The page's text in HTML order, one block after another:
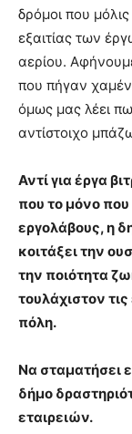
δρόμοι που
εξαιτίας των
αερίου.
που πήγαν
όμως μας λέει
αντίστοιχο
Αντί για έργα
που το μόνο
εργολάβους, η
κοιτάξει την
την ποιότητα
τουλάχιστον
πόλη.
Να σταματήσει
δήμο
εταιρειών.